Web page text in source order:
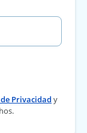
Privacidad y